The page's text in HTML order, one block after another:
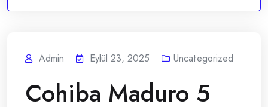
Admin Eylül 23, 2025 Uncategorized
Cohiba Maduro 5